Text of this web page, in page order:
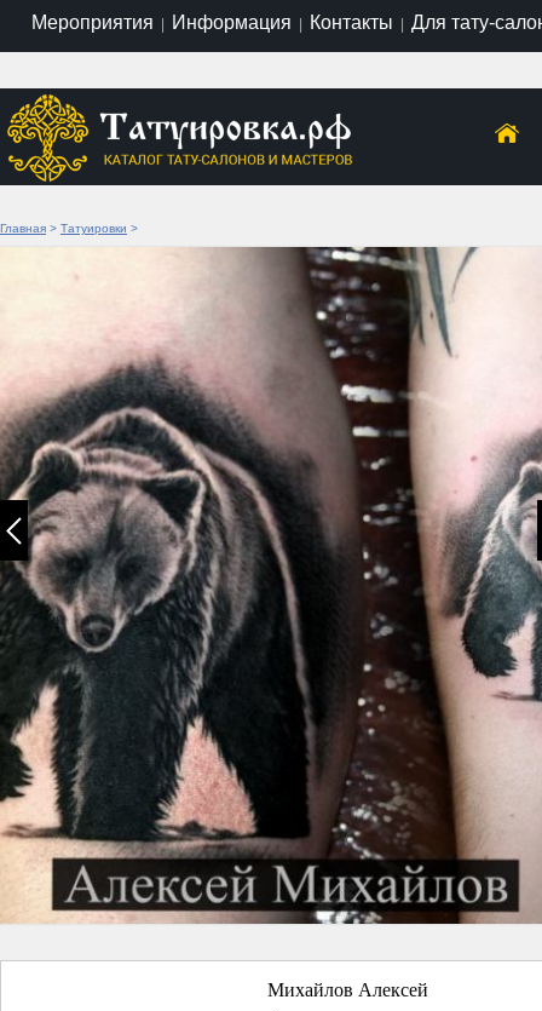
Мероприятия | Информация | Контакты | Для тату-
Главная > Татуировки >
Михайлов Алексей